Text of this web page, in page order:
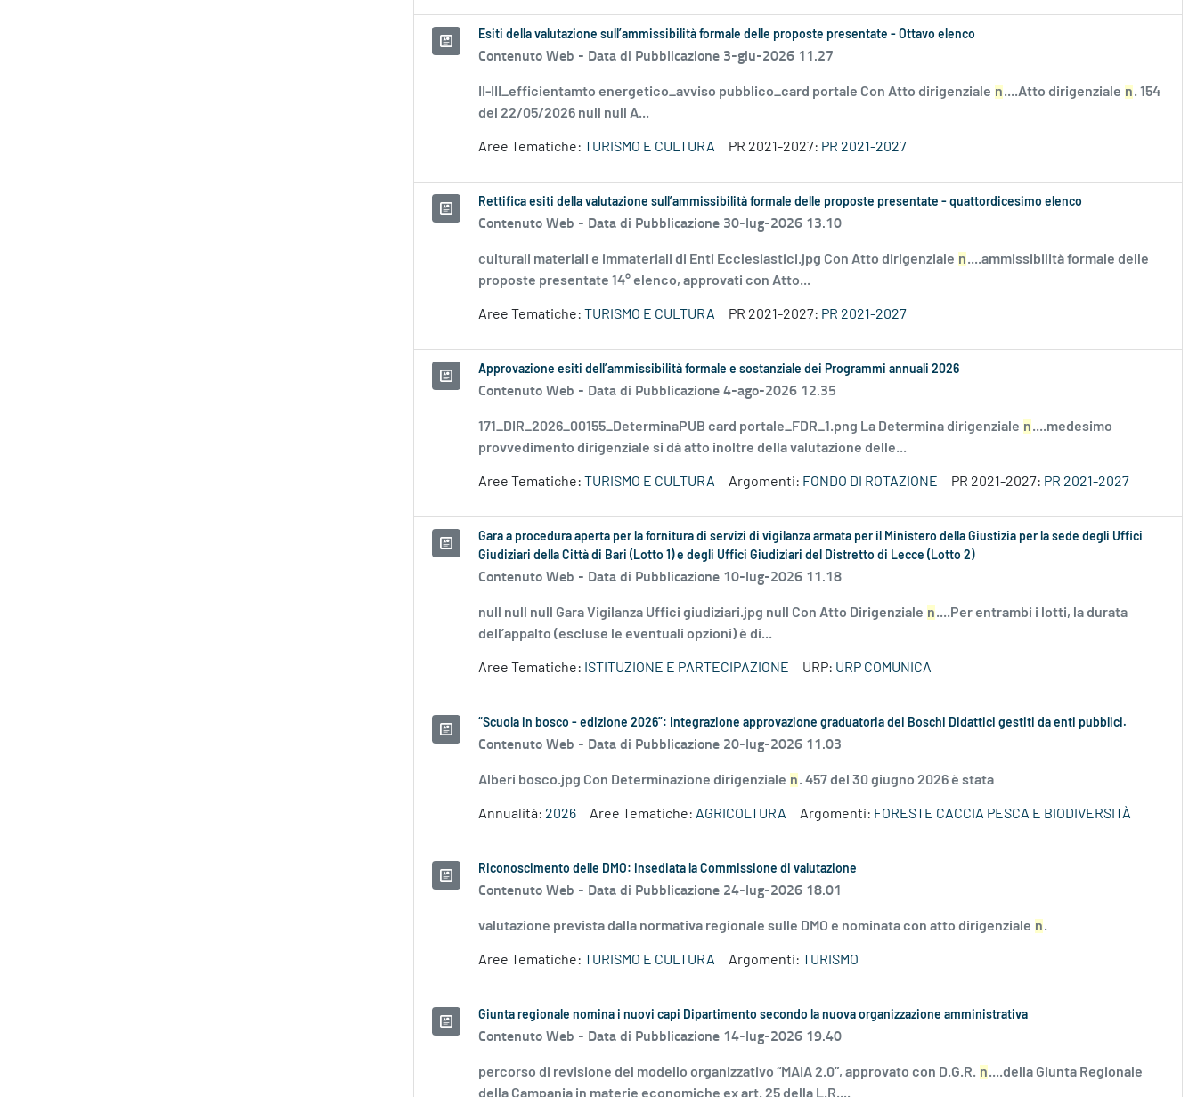
Esiti della valutazione sull’ammissibilità formale delle proposte presentate - Ottavo elenco
Contenuto Web - Data di Pubblicazione 3-giu-2026 11.27
II-III_efficientamto energetico_avviso pubblico_card portale Con Atto dirigenziale n....Atto dirigenziale n. 154
del 22/05/2026 null null A...
Aree Tematiche: TURISMO E CULTURA PR 2021-2027: PR 2021-2027
Rettifica esiti della valutazione sull’ammissibilità formale delle proposte presentate - quattordicesimo elenco
Contenuto Web - Data di Pubblicazione 30-lug-2026 13.10
culturali materiali e immateriali di Enti Ecclesiastici.jpg Con Atto dirigenziale n....ammissibilità formale delle
proposte presentate 14° elenco, approvati con Atto...
Aree Tematiche: TURISMO E CULTURA PR 2021-2027: PR 2021-2027
Approvazione esiti dell’ammissibilità formale e sostanziale dei Programmi annuali 2026
Contenuto Web - Data di Pubblicazione 4-ago-2026 12.35
171_DIR_2026_00155_DeterminaPUB card portale_FDR_1.png La Determina dirigenziale n....medesimo
provvedimento dirigenziale si dà atto inoltre della valutazione delle...
Aree Tematiche: TURISMO E CULTURA Argomenti: FONDO DI ROTAZIONE PR 2021-2027: PR 2021-2027
Gara a procedura aperta per la fornitura di servizi di vigilanza armata per il Ministero della Giustizia per la sede degli Uffici
Giudiziari della Città di Bari (Lotto 1) e degli Uffici Giudiziari del Distretto di Lecce (Lotto 2)
Contenuto Web - Data di Pubblicazione 10-lug-2026 11.18
null null null Gara Vigilanza Uffici giudiziari.jpg null Con Atto Dirigenziale n....Per entrambi i lotti, la durata
dell’appalto (escluse le eventuali opzioni) è di...
Aree Tematiche: ISTITUZIONE E PARTECIPAZIONE URP: URP COMUNICA
“Scuola in bosco - edizione 2026”: Integrazione approvazione graduatoria dei Boschi Didattici gestiti da enti pubblici.
Contenuto Web - Data di Pubblicazione 20-lug-2026 11.03
Alberi bosco.jpg Con Determinazione dirigenziale n. 457 del 30 giugno 2026 è stata
Annualità: 2026 Aree Tematiche: AGRICOLTURA Argomenti: FORESTE CACCIA PESCA E BIODIVERSITÀ
Riconoscimento delle DMO: insediata la Commissione di valutazione
Contenuto Web - Data di Pubblicazione 24-lug-2026 18.01
valutazione prevista dalla normativa regionale sulle DMO e nominata con atto dirigenziale n.
Aree Tematiche: TURISMO E CULTURA Argomenti: TURISMO
Giunta regionale nomina i nuovi capi Dipartimento secondo la nuova organizzazione amministrativa
Contenuto Web - Data di Pubblicazione 14-lug-2026 19.40
percorso di revisione del modello organizzativo “MAIA 2.0”, approvato con D.G.R. n....della Giunta Regionale
della Campania in materie economiche ex art. 25 della L.R....